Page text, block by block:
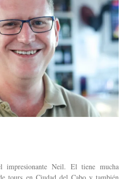
impresionante Neil. El tiene mucha